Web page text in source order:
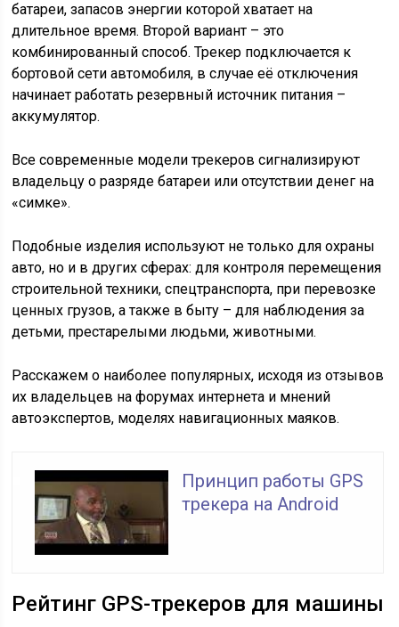
батареи, запасов энергии которой хватает на
длительное время. Второй вариант – это
комбинированный способ. Трекер подключается к
бортовой сети автомобиля, в случае её отключения
начинает работать резервный источник питания –
аккумулятор.
Все современные модели трекеров сигнализируют
владельцу о разряде батареи или отсутствии денег на
«симке».
Подобные изделия используют не только для охраны
авто, но и в других сферах: для контроля перемещения
строительной техники, спецтранспорта, при перевозке
ценных грузов, а также в быту – для наблюдения за
детьми, престарелыми людьми, животными.
Расскажем о наиболее популярных, исходя из отзывов
их владельцев на форумах интернета и мнений
автоэкспертов, моделях навигационных маяков.
Принцип работы GPS
трекера на Android
Рейтинг GPS-трекеров для машины